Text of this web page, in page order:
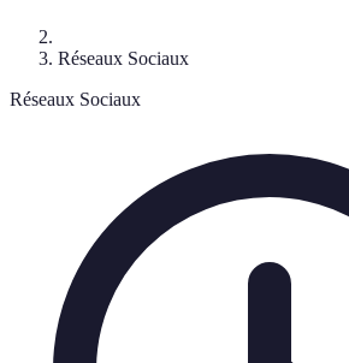
Réseaux Sociaux
Réseaux Sociaux